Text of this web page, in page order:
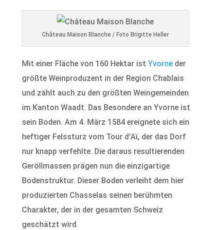
Château Maison Blanche / Foto Brigitte Heller
Mit einer Fläche von 160 Hektar ist Yvorneder
größte Weinproduzent in der Region Chablais
und zählt auch zu den größten Weingemeinden
im Kanton Waadt. Das Besondere an Yvorne ist
sein Boden. Am 4. März 1584 ereignete sich ein
heftiger Felssturz vom Tour d’Aï, der das Dorf
nur knapp verfehlte. Die daraus resultierenden
Geröllmassen prägen nun die einzigartige
Bodenstruktur. Dieser Boden verleiht dem hier
produzierten Chasselas seinen berühmten
Charakter, der in der gesamten Schweiz
geschätzt wird.